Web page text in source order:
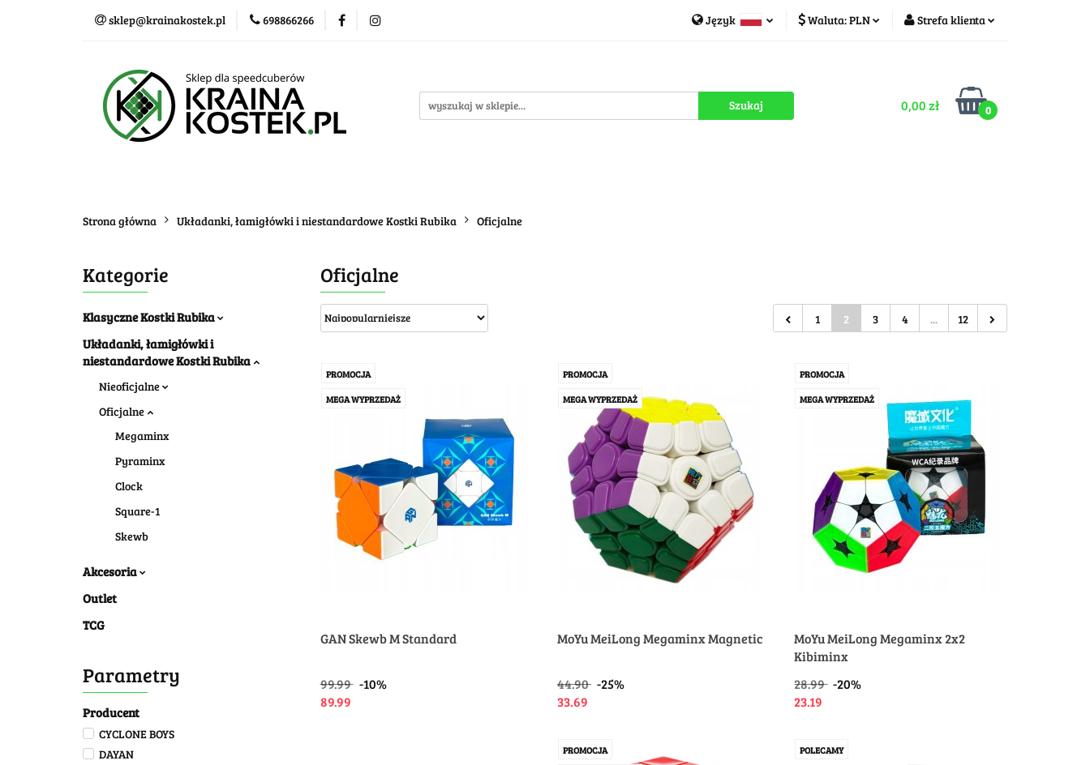
sklep@krainakostek.pl 698866266 Język
Czech
Waluta:PLN Strefa klienta
Zarejestruj się
Dodaj zgłoszenie
0,00 zł 0
Klasyczne kostki Producenci
Nowości
Strona główna Układanki, łamigłówki i niestandardowe Kostki Rubika Oficjalne
Kategorie
Klasyczne Kostki Rubika
Układanki, łamigłówki i
niestandardowe Kostki Rubika
Nieoficjalne
Oficjalne
Megaminx
Pyraminx
Clock
Square-1
Skewb
Akcesoria
Outlet
TCG
Parametry
Producent
CYCLONE BOYS
DAYAN
Oficjalne
1 2 3 4 ... 12
PROMOCJA
MEGA WYPRZEDAŻ
GAN Skewb M Standard
99.99 -10%
89.99
PROMOCJA
MEGA WYPRZEDAŻ
MoYu MeiLong Megaminx Magnetic
44.90 -25%
33.69
PROMOCJA
MEGA WYPRZEDAŻ
MoYu MeiLong Megaminx 2x2
Kibiminx
28.99 -20%
23.19
PROMOCJA POLECAMY